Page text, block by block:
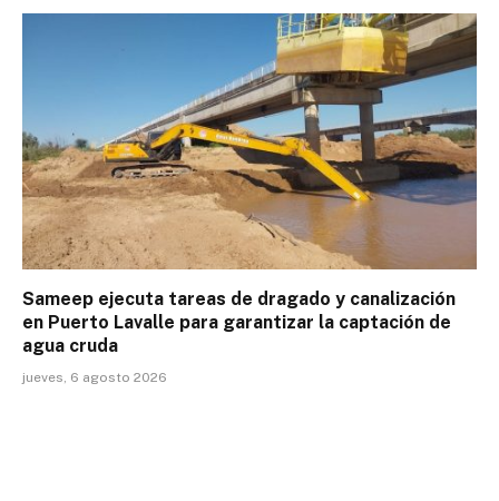
Sameep ejecuta tareas de dragado y canalización
en Puerto Lavalle para garantizar la captación de
agua cruda
jueves, 6 agosto 2026